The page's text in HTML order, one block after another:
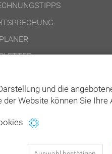
und die
der Website können Sie